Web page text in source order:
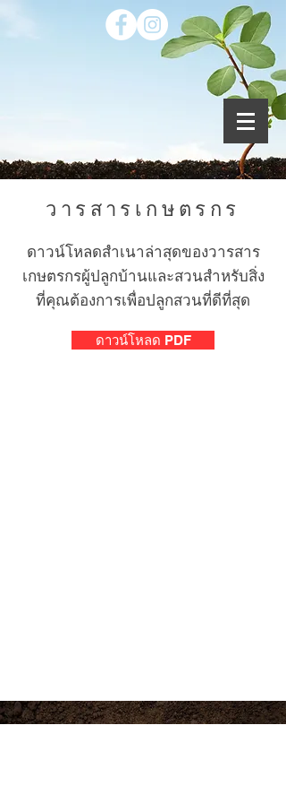
วารสารเกษตรกร
ดาวน์โหลดสำเนาล่าสุดของวารสาร
เกษตรกรผู้ปลูกบ้านและสวนสำหรับสิ่ง
ที่คุณต้องการเพื่อปลูกสวนที่ดีที่สุด
ดาวน์โหลด PDF